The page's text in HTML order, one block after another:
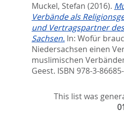
Muckel, Stefan (2016).
Verbände als
und Vertragspartner
Sachsen. In: Wofür
Niedersachsen einen
muslimischen
Geest. ISBN 978-3-
This list was